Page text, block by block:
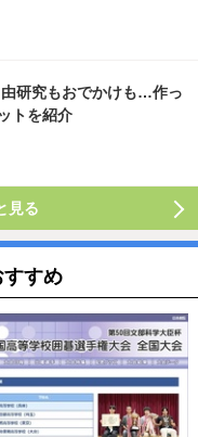
由研究もおでかけも…作っ
トを紹介
見る
すすめ